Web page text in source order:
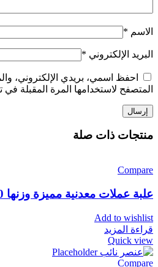
الاسم *
البريد الإلكتروني *
احفظ اسمي، بريدي الإلكتروني،
المتصفح لاستخدامها المرة المقبلة في
منتجات ذات صلة
Compare
علبة عملات معدنية مميزة وزنها 450 جرام
Add to wishlist
قراءة المزيد
Quick view
Compare